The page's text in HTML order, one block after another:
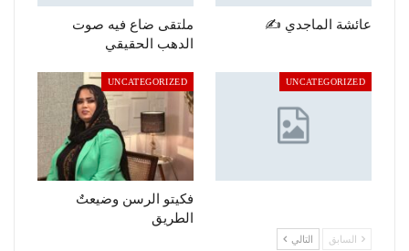
عائشة الماجدي ✍️
ملتقى ضاع فيه صوت
الدهب الحقيقي
UNCATEGORIZED
UNCATEGORIZED
فكيتو الرسن وضيعتٌ
الطريق
السابق التالي